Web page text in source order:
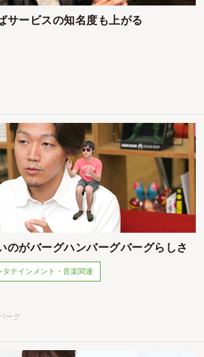
サービスの知名度も上がる
のがバーグハンバーグバーグらしさ
タテインメント・音楽関連
ーグ